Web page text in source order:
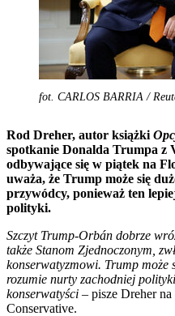
fot. CARLOS BARRIA /
Rod Dreher, autor książki
spotkanie Donalda Trumpa z
odbywające się w piątek na
uważa, że Trump może się
przywódcy, ponieważ ten
polityki.
Szczyt Trump-Orbán dobrze
także Stanom Zjednoczonym,
konserwatyzmowi. Trump
rozumie nurty zachodniej
konserwatyści – pisze Dreher
Conservative.